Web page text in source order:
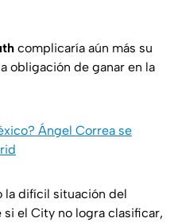
complicaría aún más su
obligación de ganar en la
Ángel Correa se
la difícil situación del
el City no logra clasificar,